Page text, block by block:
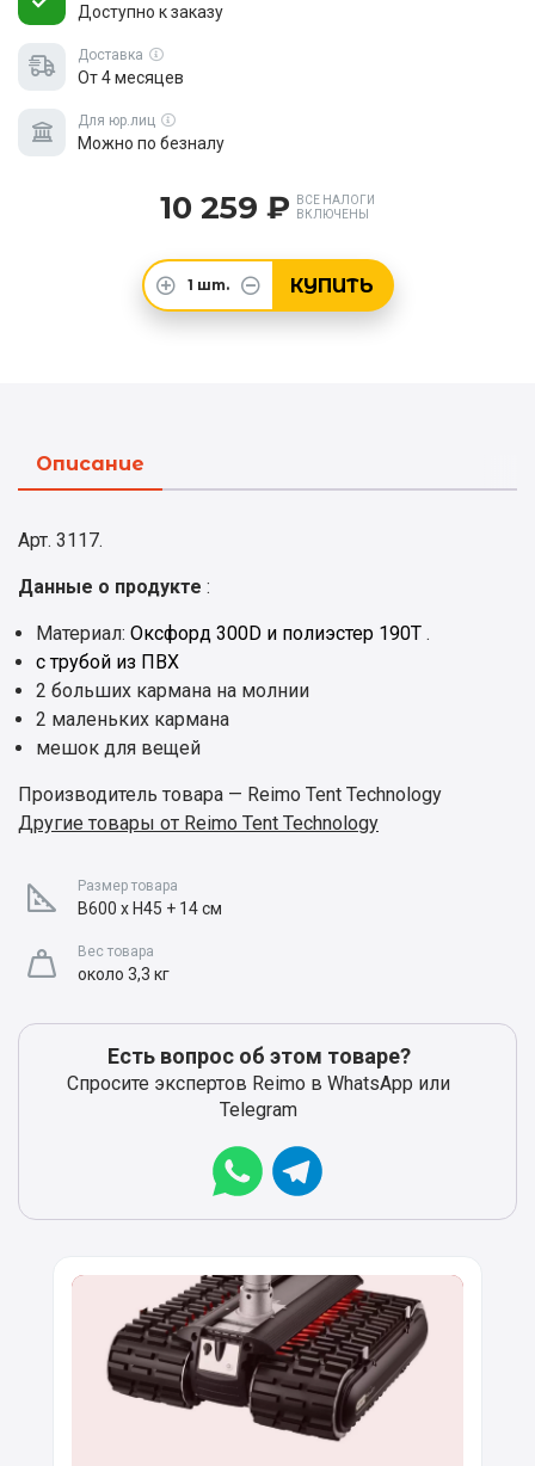
Доступно к заказу
Доставка
От 4 месяцев
Для юр.лиц
Можно по безналу
10 259 ₽
ВСЕ НАЛОГИ
ВКЛЮЧЕНЫ
1 шт. КУПИТЬ
Описание
Арт. 3117.
Данные о продукте :
Материал: Оксфорд 300D и полиэстер 190T .
с трубой из ПВХ
2 больших кармана на молнии
2 маленьких кармана
мешок для вещей
Производитель товара — Reimo Tent Technology
Другие товары от Reimo Tent Technology
Размер товара
B600 x H45 + 14 см
Вес товара
около 3,3 кг
Есть вопрос об этом товаре?
Спросите экспертов Reimo в WhatsApp или
Telegram